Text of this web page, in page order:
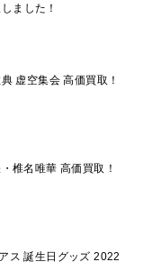
ました！
虚空集会 高価買取！
椎名唯華 高価買取！
ス 誕生日グッズ 2022